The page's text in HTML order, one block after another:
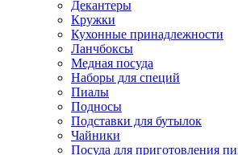
Декантеры
Кружки
Кухонные принадлежности
Ланчбоксы
Медная посуда
Наборы для специй
Пиалы
Подносы
Подставки для бутылок
Чайники
Посуда для приготовления